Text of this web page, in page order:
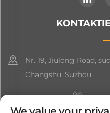
Nr. 19, Jiulong Road,
Changshu, Suzhou
+86-